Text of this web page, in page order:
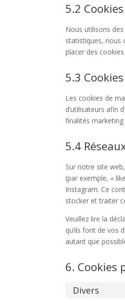
5.2
Nous utilisons
statistiques, nous
placer des
5.3
Les cookies de
d’utilisateurs afin
finalités marketing
5.4
Sur notre site
(par exemple, «
Instagram. Ce
stocker et traiter
Veuillez lire la
qu’ils font de vos
autant que
6. Cookies
Divers